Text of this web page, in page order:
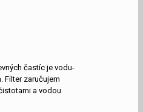
častíc je vodu-
Filter zaručujem
a vodou